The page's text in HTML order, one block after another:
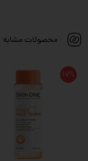
محصولات مشابه
17%